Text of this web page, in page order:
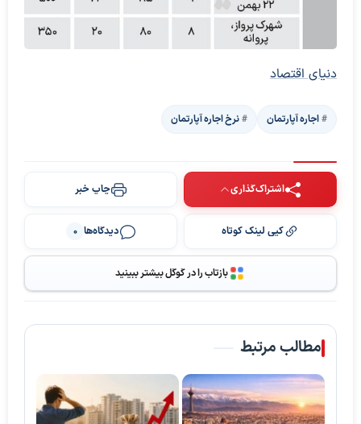
دنیای اقتصاد
اجاره آپارتمان نرخ اجاره آپارتمان
اشتراک‌گذاری چاپ خبر
کپی لینک کوتاه دیدگاه‌ها 0
بازتاب را در گوگل بیشتر ببینید
مطالب مرتبط